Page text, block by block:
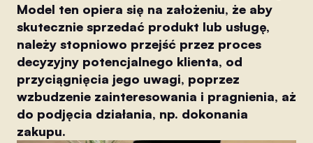
Model ten opiera się na założeniu, że aby
skutecznie sprzedać produkt lub usługę,
należy stopniowo przejść przez proces
decyzyjny potencjalnego klienta, od
przyciągnięcia jego uwagi, poprzez
wzbudzenie zainteresowania i pragnienia, aż
do podjęcia działania, np. dokonania
zakupu.